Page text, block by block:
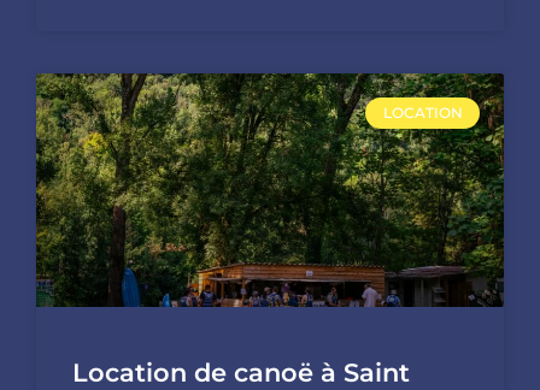
LOCATION
Location de canoë à Saint